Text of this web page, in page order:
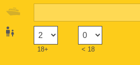
18+ < 18